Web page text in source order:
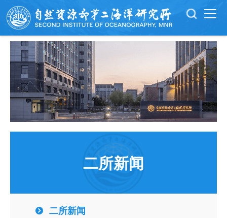
二所新闻
二所新闻